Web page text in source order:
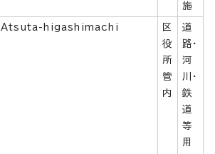
施
Atsuta-higashimachi
区
役
所
管
内
道
路・
河
川・
鉄
道
等
用